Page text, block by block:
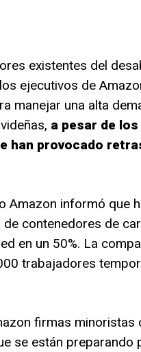
existentes del
ejecutivos de
manejar una alta
a pesar de
han provocado
Amazon informó que
contenedores de
en un 50%. La
trabajadores
firmas
se están preparando